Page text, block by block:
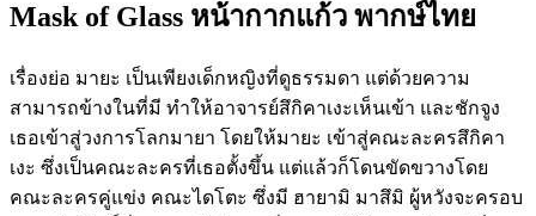
Mask of Glass หน้ากากแก้ว พากษ์ไทย
เรื่องย่อ มายะ เป็นเพียงเด็กหญิงที่ดูธรรมดา แต่ด้วยความ
สามารถข้างในที่มี ทำให้อาจารย์สึกิคาเงะเห็นเข้า และชักจูง
เธอเข้าสู่วงการโลกมายา โดยให้มายะ เข้าสู่คณะละครสึกิคา
เงะ ซึ่งเป็นคณะละครที่เธอตั้งขึ้น แต่แล้วก็โดนขัดขวางโดย
คณะละครคู่แข่ง คณะไดโตะ ซึ่งมี ฮายามิ มาสึมิ ผู้หวังจะครอบ